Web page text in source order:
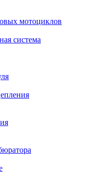
мотоциклов
система